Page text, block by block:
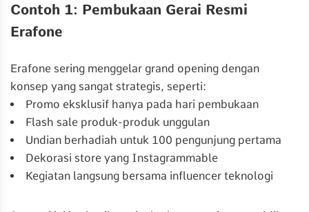
Contoh 1: Pembukaan Gerai Resmi
Erafone
Erafone sering menggelar grand opening dengan
konsep yang sangat strategis, seperti:
Promo eksklusif hanya pada hari pembukaan
Flash sale produk-produk unggulan
Undian berhadiah untuk 100 pengunjung pertama
Dekorasi store yang Instagrammable
Kegiatan langsung bersama influencer teknologi